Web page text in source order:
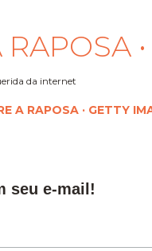
da internet
A RAPOSA GETTY
seu e-mail!